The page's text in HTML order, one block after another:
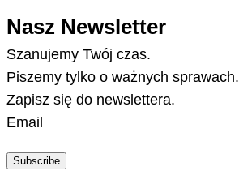
Nasz Newsletter
Szanujemy Twój czas.
Piszemy tylko o ważnych sprawach.
Zapisz się do newslettera.
Email
Subscribe